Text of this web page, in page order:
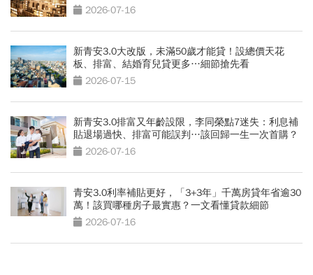
2026-07-16
新青安3.0大改版，未滿50歲才能貸！設總價天花
板、排富、結婚育兒貸更多…細節搶先看
2026-07-15
新青安3.0排富又年齡設限，李同榮點7迷失：利息補
貼退場過快、排富可能誤判…該回歸一生一次首購？
2026-07-16
青安3.0利率補貼更好，「3+3年」千萬房貸年省逾30
萬！該買哪種房子最實惠？一文看懂貸款細節
2026-07-16